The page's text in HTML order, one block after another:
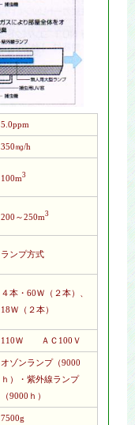
5.0ppm
350㎎/h
100m3
200～250m3
ランプ方式
４本・60Ｗ（２本）、
18Ｗ（２本）
110Ｗ ＡＣ100Ｖ
オゾンランプ（9000
ｈ）・紫外線ランプ
（9000ｈ）
7500g